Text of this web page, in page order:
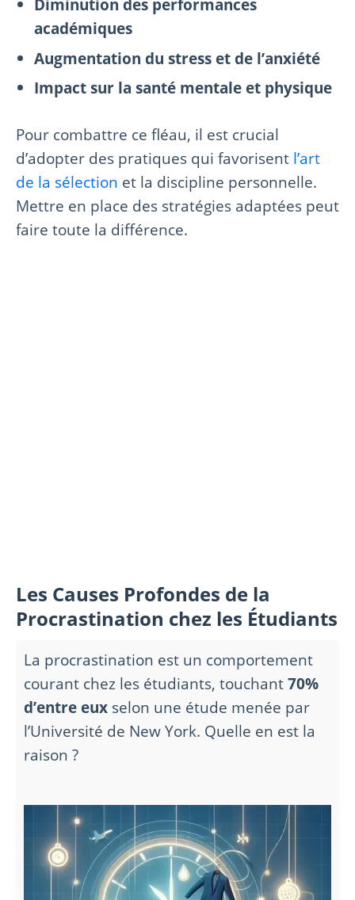
Diminution des performances
académiques
Augmentation du stress et de l’anxiété
Impact sur la santé mentale et physique
Pour combattre ce fléau, il est crucial
d’adopter des pratiques qui favorisent l’art
de la sélection et la discipline personnelle.
Mettre en place des stratégies adaptées peut
faire toute la différence.
Les Causes Profondes de la
Procrastination chez les Étudiants
La procrastination est un comportement
courant chez les étudiants, touchant70%
d’entre eux selon une étude menée par
l’Université de New York. Quelle en est la
raison ?